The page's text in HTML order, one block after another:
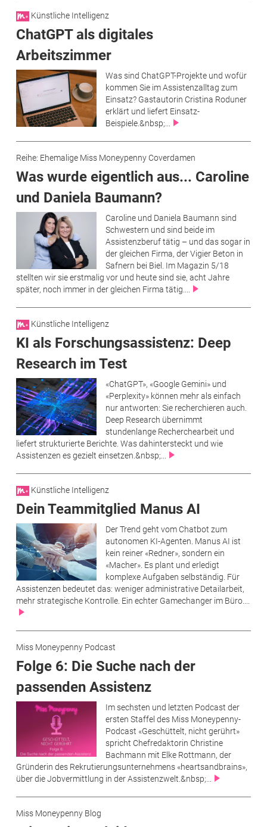
Künstliche Intelligenz
ChatGPT als digitales
Arbeitszimmer
Was sind ChatGPT-Projekte und wofür
kommen Sie im Assistenzalltag zum
Einsatz? Gastautorin Cristina Roduner
erklärt und liefert Einsatz-
Beispiele.&nbsp;...
Reihe: Ehemalige Miss Moneypenny Coverdamen
Was wurde eigentlich aus... Caroline
und Daniela Baumann?
Caroline und Daniela Baumann sind
Schwestern und sind beide im
Assistenzberuf tätig – und das sogar in
der gleichen Firma, der Vigier Beton in
Safnern bei Biel. Im Magazin 5/18
stellten wir sie erstmalig vor und heute sind sie, acht Jahre
später, noch immer in der gleichen Firma tätig....
Künstliche Intelligenz
KI als Forschungsassistenz: Deep
Research im Test
«ChatGPT», «Google Gemini» und
«Perplexity» können mehr als einfach
nur antworten: Sie recherchieren auch.
Deep Research übernimmt
stundenlange Recherchearbeit und
liefert strukturierte Berichte. Was dahintersteckt und wie
Assistenzen es gezielt einsetzen.&nbsp;...
Künstliche Intelligenz
Dein Teammitglied Manus AI
Der Trend geht vom Chatbot zum
autonomen KI-Agenten. Manus AI ist
kein reiner «Redner», sondern ein
«Macher». Es plant und erledigt
komplexe Aufgaben selbständig. Für
Assistenzen bedeutet das: weniger administrative Detailarbeit,
mehr strategische Kontrolle. Ein echter Gamechanger im Büro....
Miss Moneypenny Podcast
Folge 6: Die Suche nach der
passenden Assistenz
Im sechsten und letzten Podcast der
ersten Staffel des Miss Moneypenny-
Podcast «Geschüttelt, nicht gerührt»
spricht Chefredaktorin Christine
Bachmann mit Elke Rottmann, der
Gründerin des Rekrutierungsunternehmens «heartsandbrains»,
über die Jobvermittlung in der Assistenzwelt.&nbsp;...
Miss Moneypenny Blog